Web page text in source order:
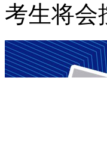
考生将会